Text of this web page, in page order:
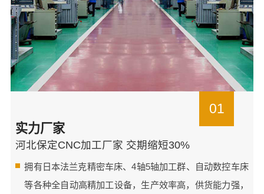
01
实力厂家
河北保定CNC加工厂家 交期缩短30%
拥有日本法兰克精密车床、4轴5轴加工群、自动数控车床
等各种全自动高精加工设备，生产效率高，供货能力强，